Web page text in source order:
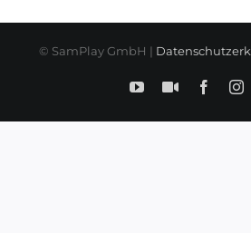
© SamPlay GmbH |
YouTubeSamPlay